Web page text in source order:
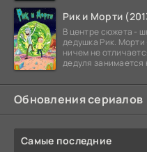
Рик и Морти
В центре сюжета -
дедушка Рик.
ничем не
дедуля
Обновления сериалов
Самые последние